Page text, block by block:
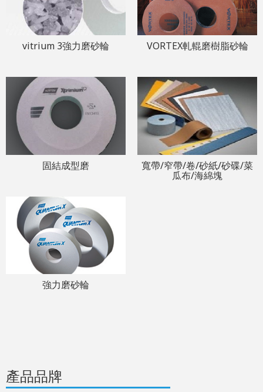
vitrium 3強力磨砂輪 VORTEX軋輥磨樹脂砂輪
固結成型磨 寬帶/窄帶/卷/砂紙/砂碟/菜
瓜布/海綿塊
強力磨砂輪
產品品牌